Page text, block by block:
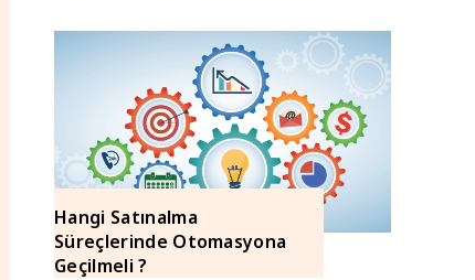
Hangi Satınalma
Süreçlerinde Otomasyona
Geçilmeli ?